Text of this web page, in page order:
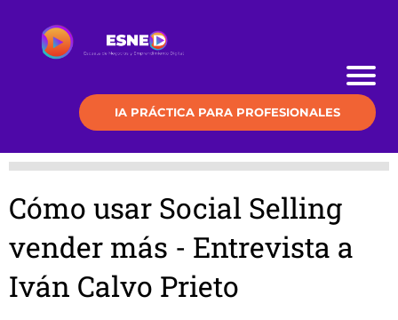
IA PRÁCTICA PARA PROFESIONALES
Cómo usar Social Selling
vender más - Entrevista a
Iván Calvo Prieto